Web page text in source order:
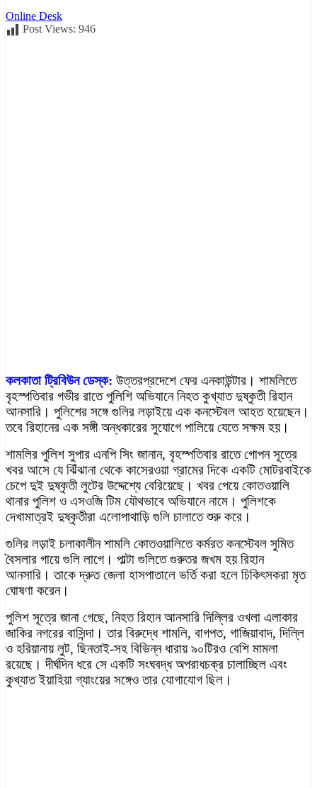
Online Desk
Post Views: 946
কলকাতা ট্রিবিউন ডেস্ক: উত্তরপ্রদেশে ফের এনকাউন্টার। শামলিতে
বৃহস্পতিবার গভীর রাতে পুলিশি অভিযানে নিহত কুখ্যাত দুষ্কৃতী রিহান
আনসারি। পুলিশের সঙ্গে গুলির লড়াইয়ে এক কনস্টেবল আহত হয়েছেন।
তবে রিহানের এক সঙ্গী অন্ধকারের সুযোগে পালিয়ে যেতে সক্ষম হয়।
শামলির পুলিশ সুপার এনপি সিং জানান, বৃহস্পতিবার রাতে গোপন সূত্রে
খবর আসে যে ঝিঁঝানা থেকে কাসেরওয়া গ্রামের দিকে একটি মোটরবাইকে
চেপে দুই দুষ্কৃতী লুটের উদ্দেশ্যে বেরিয়েছে। খবর পেয়ে কোতওয়ালি
থানার পুলিশ ও এসওজি টিম যৌথভাবে অভিযানে নামে। পুলিশকে
দেখামাত্রই দুষ্কৃতীরা এলোপাথাড়ি গুলি চালাতে শুরু করে।
গুলির লড়াই চলাকালীন শামলি কোতওয়ালিতে কর্মরত কনস্টেবল সুমিত
বৈসলার গায়ে গুলি লাগে। পাল্টা গুলিতে গুরুতর জখম হয় রিহান
আনসারি। তাকে দ্রুত জেলা হাসপাতালে ভর্তি করা হলে চিকিৎসকরা মৃত
ঘোষণা করেন।
পুলিশ সূত্রে জানা গেছে, নিহত রিহান আনসারি দিল্লির ওখলা এলাকার
জাকির নগরের বাসিন্দা। তার বিরুদ্ধে শামলি, বাগপত, গাজিয়াবাদ, দিল্লি
ও হরিয়ানায় লুট, ছিনতাই-সহ বিভিন্ন ধারায় ৯০টিরও বেশি মামলা
রয়েছে। দীর্ঘদিন ধরে সে একটি সংঘবদ্ধ অপরাধচক্র চালাচ্ছিল এবং
কুখ্যাত ইয়াহিয়া গ্যাংয়ের সঙ্গেও তার যোগাযোগ ছিল।